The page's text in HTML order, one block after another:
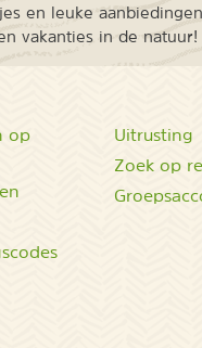
en leuke
vakanties in de natuur!
op
Uitrusting
Zoek op